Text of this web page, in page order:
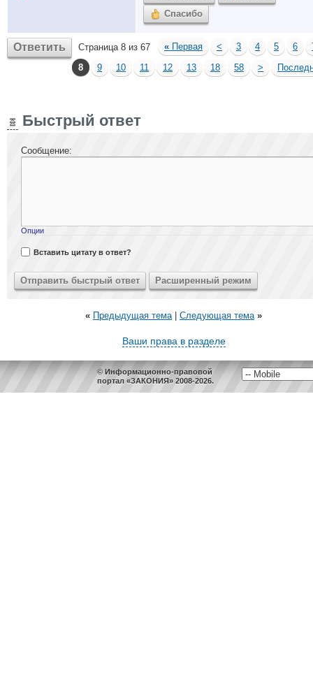
Спасибо
Ответить Страница 8 из 67 « Первая < 3 4 5 6
8
9 10 11 12 13 18 58 >
Быстрый ответ
Сообщение:
Опции
Вставить цитату в ответ?
« Предыдущая тема| Следующая тема »
Ваши права в разделе
© Информационно-правовой
портал «ЗАКОНИЯ» 2008-2026.